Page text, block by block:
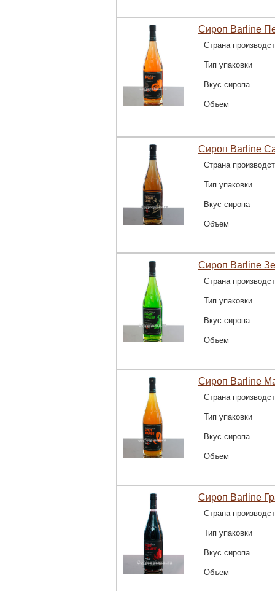
Сироп Barline
Страна
Тип упаковки
Вкус сиропа
Объем
Сироп Barline
Страна
Тип упаковки
Вкус сиропа
Объем
Сироп Barline
Страна
Тип упаковки
Вкус сиропа
Объем
Сироп Barline
Страна
Тип упаковки
Вкус сиропа
Объем
Сироп Barline
Страна
Тип упаковки
Вкус сиропа
Объем